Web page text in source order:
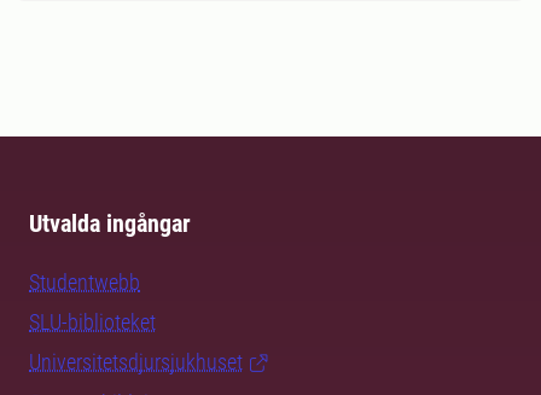
Utvalda ingångar
Studentwebb
SLU-biblioteket
Universitetsdjursjukhuset